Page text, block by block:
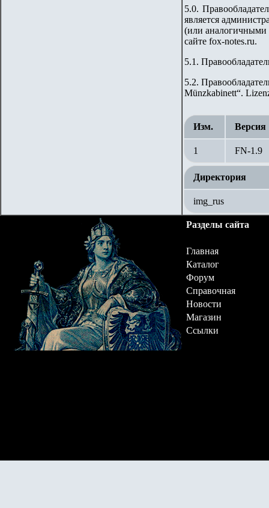
5.0.
является
(или аналогичными
сайте fox-notes.ru.
5.1.
5.2.
Münzkabinett“.
Изм. Версия
1 FN-1.9
Директория
img_rus
Разделы сайта
Главная
Каталог
Форум
Справочная
Новости
Магазин
Ссылки